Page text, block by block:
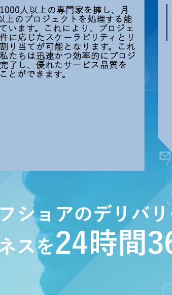
人以上の専門家を擁し、月
上のプロジェクトを処理する能
います。これにより、プロジェ
に応じたスケーラビリティとリ
り当てが可能となります。これ
たちは迅速かつ効率的にプロジ
了し、優れたサービス品質を
とができます。